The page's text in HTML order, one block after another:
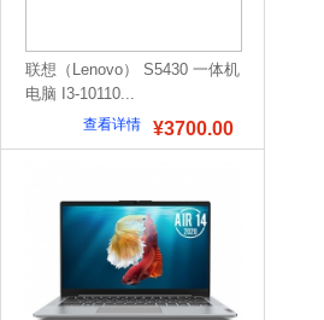
联想（Lenovo） S5430 一体机
电脑 I3-10110...
¥3700.00
查看详情